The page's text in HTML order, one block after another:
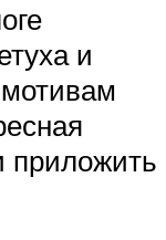
и
приложить